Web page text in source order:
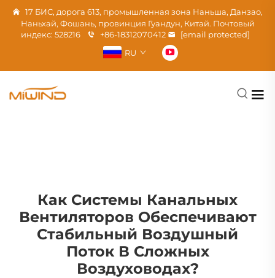
17 БИС, дорога 613, промышленная зона Наньша, Данзао,
Наньхай, Фошань, провинция Гуандун, Китай. Почтовый
индекс: 528216
+86-18312070412
[email protected]
RU
Как Системы Канальных
Вентиляторов Обеспечивают
Стабильный Воздушный
Поток В Сложных
Воздуховодах?